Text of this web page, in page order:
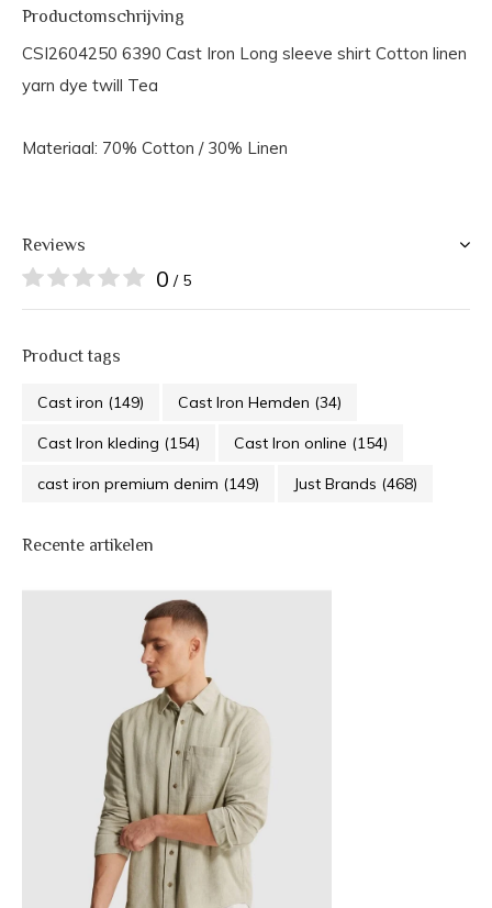
Productomschrijving
CSI2604250 6390 Cast Iron Long sleeve shirt Cotton linen
yarn dye twill Tea
Materiaal: 70% Cotton / 30% Linen
Reviews
0 / 5
Product tags
Cast iron (149) Cast Iron Hemden (34)
Cast Iron kleding (154) Cast Iron online (154)
cast iron premium denim (149) Just Brands (468)
Recente artikelen